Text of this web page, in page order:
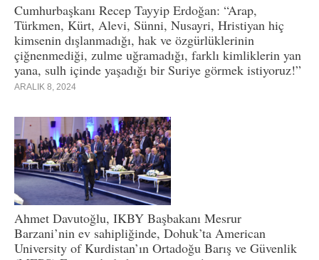
Cumhurbaşkanı Recep Tayyip Erdoğan: “Arap,
Türkmen, Kürt, Alevi, Sünni, Nusayri, Hristiyan hiç
kimsenin dışlanmadığı, hak ve özgürlüklerinin
çiğnenmediği, zulme uğramadığı, farklı kimliklerin yan
yana, sulh içinde yaşadığı bir Suriye görmek istiyoruz!”
ARALIK 8, 2024
Ahmet Davutoğlu, IKBY Başbakanı Mesrur
Barzani’nin ev sahipliğinde, Dohuk’ta American
University of Kurdistan’ın Ortadoğu Barış ve Güvenlik